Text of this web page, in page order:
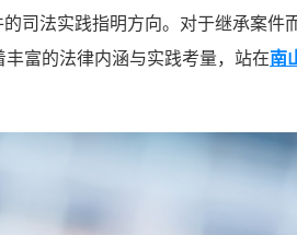
司法实践指明方向。对于继承案件
富的法律内涵与实践考量，站在南